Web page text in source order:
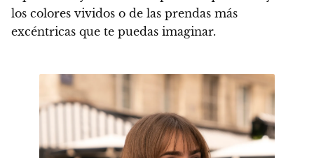
los colores vividos o de las prendas más
excéntricas que te puedas imaginar.